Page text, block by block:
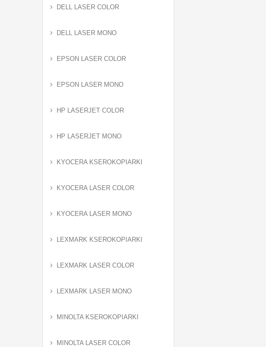
DELL LASER COLOR
DELL LASER MONO
EPSON LASER COLOR
EPSON LASER MONO
HP LASERJET COLOR
HP LASERJET MONO
KYOCERA KSEROKOPIARKI
KYOCERA LASER COLOR
KYOCERA LASER MONO
LEXMARK KSEROKOPIARKI
LEXMARK LASER COLOR
LEXMARK LASER MONO
MINOLTA KSEROKOPIARKI
MINOLTA LASER COLOR